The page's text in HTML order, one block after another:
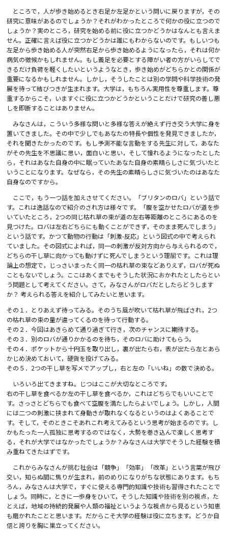
ところで，人が歩き始めるとき右足か左足かという問いに戻りますが，その
研究に意味があるのでしょうか？それがわかったところで何かの役に立つので
しょうか？実のところ，研究を始める前に役に立つかどうかはなんとも言えま
せん。正確に言えば役に立つかどうかは誰にもわからないのです。もしいつも
左足から歩き始める人が突然右足から歩き始めるようになったら，それは何か
病気の徴候かもしれません。もし義足を必要とする障がい者の方がいらしてで
きるだけ負荷を軽くしたいというようなとき，歩き始めがどちらかとの関係が
重要になるかもしれません。しかし，そうしたことは別の学問や科学技術の発
展を待って結びつきが生まれます。大学は，もちろん実用性を尊重します。尊
重するからこそ，いますぐに役に立つかどうかということだけで研究の善し悪
しを即断することはありません。
みなさんは，こういう多様な問いと多様な答えが絶えず行き交う大学に身を
置いてきました。その中で少しでもあなたの特長や個性を発見できましたか，
それを聞きたかったのです。もし予測不能な言動をする先生に対して，あなた
がその先生を不思議に思い，面白いと思い，そして憧れるようになったとした
ら，それはあなた自身の中に眠っていたあなた自身の素晴らしさに気づいたと
いうことになります。なぜなら，その先生の素晴らしさに気づいたのはあなた
自身なのですから。
ここで，もう一つ話を加えさせてください。「ブリタンのロバ」という話で
す。これは逸話なので紹介のされ方は様々です。「腹を空かせたロバが道を歩
いていたところ，2つの同じ枯れ草の束が道の左右等距離のところにあるのを
見つけた。ロバは左右どちらにも動くことができず，そのまま死んでしまう」
という話です。かつて動物の行動は「刺激-反応」という図式の中で考えられ
ていました。その図式によれば，同一の刺激が反対方向から与えられるので，
どちらの干し草に向かっても動けずに死んでしまうという理屈です。これは理
論上の想定で，じっさいまったく同一の枯れ草の束などありえず，ロバが死ぬ
こともないでしょう。ここはあくまでもそうした状況におかれたとしたらとい
う問題として考えてください。さて，みなさんがロバだとしたらどうします
か？ 考えられる答えを紹介してみたいと思います。
その１．とりあえず待ってみる。そのうち風が吹いて枯れ草が飛ばされ，2つ
の枯れ草の束の量が違ってくるのを待って行動する。
その２．今回はあきらめて通り過ぎて行き，次のチャンスに期待する。
その３．別のロバが通りかかるのを待ち，そのロバに助けてもらう。
その４．ポケットから十円玉を取り出し，裏が出たら右，表が出たら左とあら
かじめ決めておいて，硬貨を投げてみる。
その５．2つの干し草を写メでアップし，右と左の「いいね」の数で決める。
いろいろ出てきますね。じつはここが大切なところです。
右の干し草を食べるか左の干し草を食べるか，これはどちらでもいいことで
す。さっさとどちらでも食べて空腹を満たしたらよいでしょう。しかし，人間
には二つの刺激に挟まれて身動きが取れなくなるというのはよくあることで
す。そして，そのときこそあれこれ考えてみるという思考が始まるのです。し
かもたった一人孤独に思考するのではなく，大勢を巻き込んで楽しく思考す
る，それが大学ではなかったでしょうか？みなさんは大学でそうした経験を積
み重ねてきたはずです。
これからみなさんが挑む社会は「競争」「効率」「改革」という言葉が飛び
交い，知らぬ間に焦りが生まれ，前のめりになりがちな状態にあります。もち
ろん，みなさんは大学で，すぐに使える専門的知識や技術も習得されたことで
しょう。同時に，ときに一歩身をひいて，そうした知識や技術を別の視点，た
とえば，地域の持続的発展や人類の福祉というような視点から見るという知恵
も磨かれたことと思います。だからこそ大学の経験は役に立ちます。どうか自
信と誇りを胸に巣立ってください。